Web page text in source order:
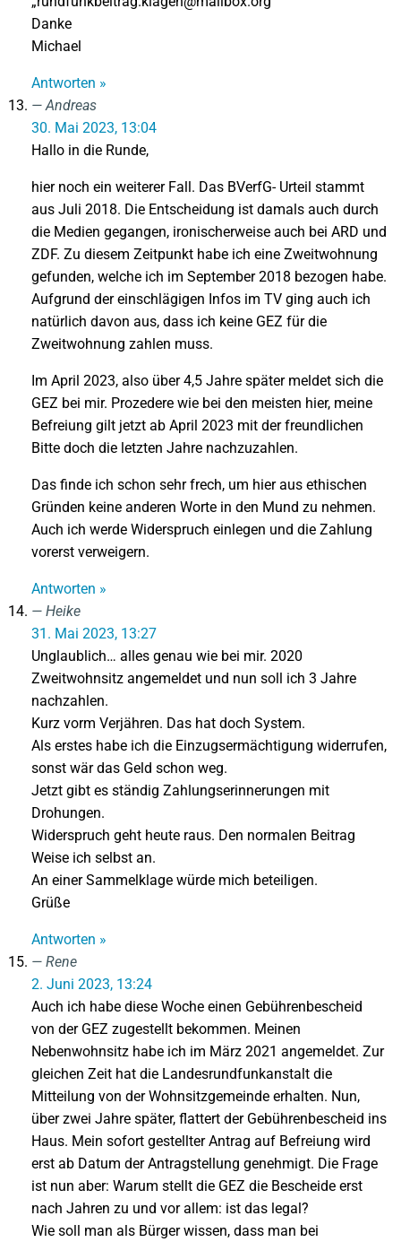
Danke
Michael
Antworten »
Andreas
30. Mai 2023, 13:04
Hallo in die Runde,
hier noch ein weiterer Fall. Das BVerfG- Urteil stammt
aus Juli 2018. Die Entscheidung ist damals auch durch
die Medien gegangen, ironischerweise auch bei ARD und
ZDF. Zu diesem Zeitpunkt habe ich eine Zweitwohnung
gefunden, welche ich im September 2018 bezogen habe.
Aufgrund der einschlägigen Infos im TV ging auch ich
natürlich davon aus, dass ich keine GEZ für die
Zweitwohnung zahlen muss.
Im April 2023, also über 4,5 Jahre später meldet sich die
GEZ bei mir. Prozedere wie bei den meisten hier, meine
Befreiung gilt jetzt ab April 2023 mit der freundlichen
Bitte doch die letzten Jahre nachzuzahlen.
Das finde ich schon sehr frech, um hier aus ethischen
Gründen keine anderen Worte in den Mund zu nehmen.
Auch ich werde Widerspruch einlegen und die Zahlung
vorerst verweigern.
Antworten »
Heike
31. Mai 2023, 13:27
Unglaublich… alles genau wie bei mir. 2020
Zweitwohnsitz angemeldet und nun soll ich 3 Jahre
nachzahlen.
Kurz vorm Verjähren. Das hat doch System.
Als erstes habe ich die Einzugsermächtigung widerrufen,
sonst wär das Geld schon weg.
Jetzt gibt es ständig Zahlungserinnerungen mit
Drohungen.
Widerspruch geht heute raus. Den normalen Beitrag
Weise ich selbst an.
An einer Sammelklage würde mich beteiligen.
Grüße
Antworten »
Rene
2. Juni 2023, 13:24
Auch ich habe diese Woche einen Gebührenbescheid
von der GEZ zugestellt bekommen. Meinen
Nebenwohnsitz habe ich im März 2021 angemeldet. Zur
gleichen Zeit hat die Landesrundfunkanstalt die
Mitteilung von der Wohnsitzgemeinde erhalten. Nun,
über zwei Jahre später, flattert der Gebührenbescheid ins
Haus. Mein sofort gestellter Antrag auf Befreiung wird
erst ab Datum der Antragstellung genehmigt. Die Frage
ist nun aber: Warum stellt die GEZ die Bescheide erst
nach Jahren zu und vor allem: ist das legal?
Wie soll man als Bürger wissen, dass man bei